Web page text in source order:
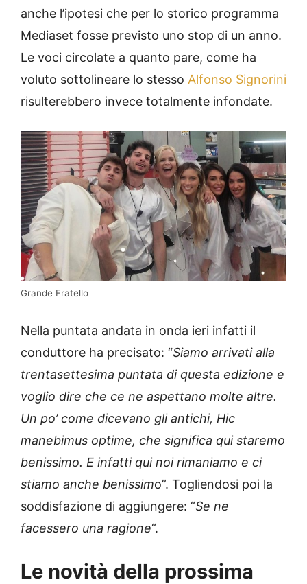
anche l’ipotesi che per lo storico programma
Mediaset fosse previsto uno stop di un anno.
Le voci circolate a quanto pare, come ha
voluto sottolineare lo stesso Alfonso Signorini
risulterebbero invece totalmente infondate.
Grande Fratello
Nella puntata andata in onda ieri infatti il
conduttore ha precisato: “Siamo arrivati alla
trentasettesima puntata di questa edizione e
voglio dire che ce ne aspettano molte altre.
Un po’ come dicevano gli antichi, Hic
manebimus optime, che significa qui staremo
benissimo. E infatti qui noi rimaniamo e ci
stiamo anche benissimo”. Togliendosi poi la
soddisfazione di aggiungere: “Se ne
facessero una ragione“.
Le novità della prossima